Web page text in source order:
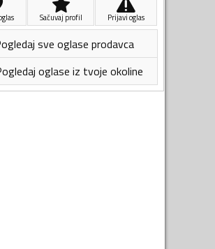
Sačuvaj profil Prijavi oglas
sve oglase prodavca
oglase iz tvoje okoline